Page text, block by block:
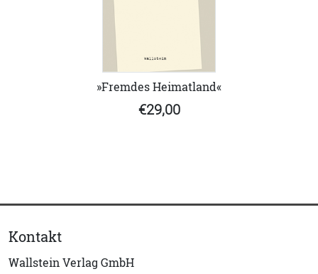
»Fremdes Heimatland«
€29,00
Kontakt
Wallstein Verlag GmbH